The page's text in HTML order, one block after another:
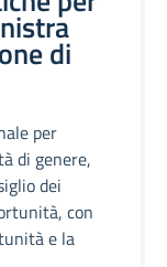
di
per
di genere,
dei
con
e la